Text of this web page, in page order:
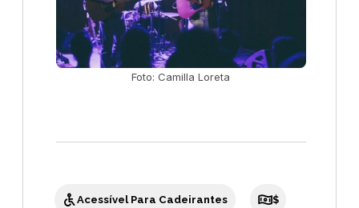
Foto: Camilla Loreta
Acessível Para Cadeirantes $